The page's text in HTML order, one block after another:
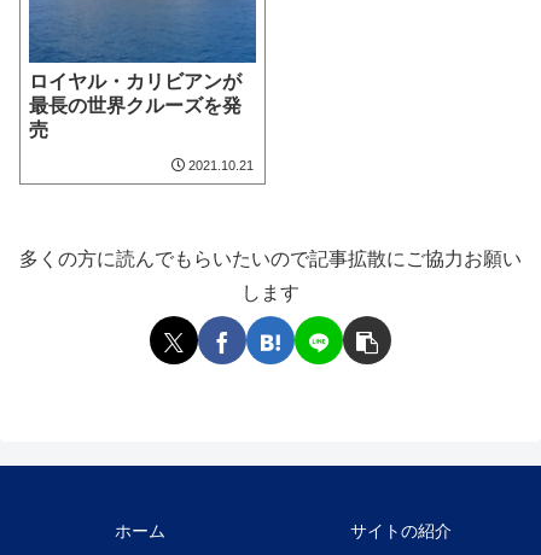
ロイヤル・カリビアンが
最長の世界クルーズを発
売
2021.10.21
多くの方に読んでもらいたいので記事拡散にご協力お願い
します
ホーム サイトの紹介